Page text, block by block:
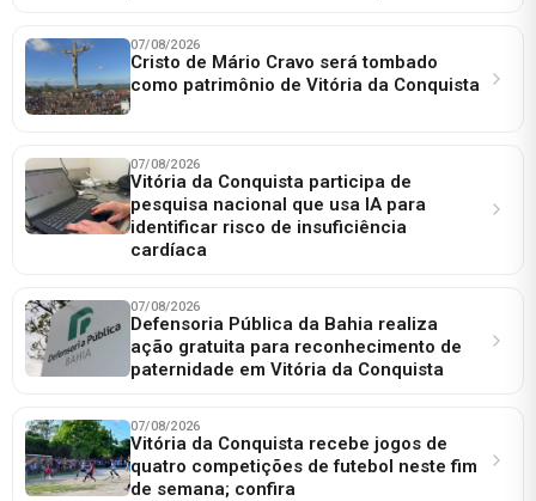
07/08/2026
Cristo de Mário Cravo será tombado
como patrimônio de Vitória da Conquista
07/08/2026
Vitória da Conquista participa de
pesquisa nacional que usa IA para
identificar risco de insuficiência
cardíaca
07/08/2026
Defensoria Pública da Bahia realiza
ação gratuita para reconhecimento de
paternidade em Vitória da Conquista
07/08/2026
Vitória da Conquista recebe jogos de
quatro competições de futebol neste fim
de semana; confira